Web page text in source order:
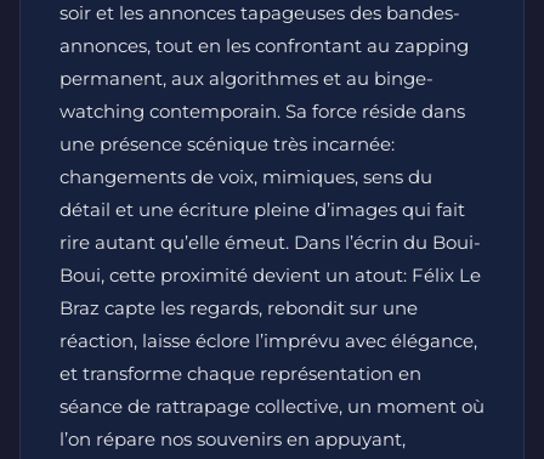
soir et les annonces tapageuses des bandes-
annonces, tout en les confrontant au zapping
permanent, aux algorithmes et au binge-
watching contemporain. Sa force réside dans
une présence scénique très incarnée:
changements de voix, mimiques, sens du
détail et une écriture pleine d’images qui fait
rire autant qu’elle émeut. Dans l’écrin du Boui-
Boui, cette proximité devient un atout: Félix Le
Braz capte les regards, rebondit sur une
réaction, laisse éclore l’imprévu avec élégance,
et transforme chaque représentation en
séance de rattrapage collective, un moment où
l’on répare nos souvenirs en appuyant,